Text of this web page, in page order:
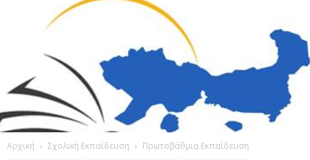
Αρχική Σχολική Εκπαίδευση Πρωτοβάθμια Εκπαίδευση